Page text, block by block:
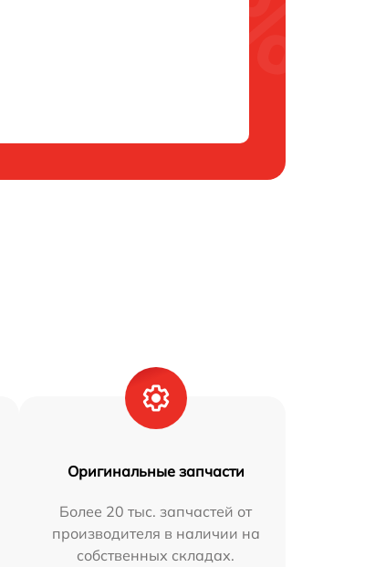
Оригинальные запчасти
Более 20 тыс. запчастей от
производителя в наличии на
собственных складах.